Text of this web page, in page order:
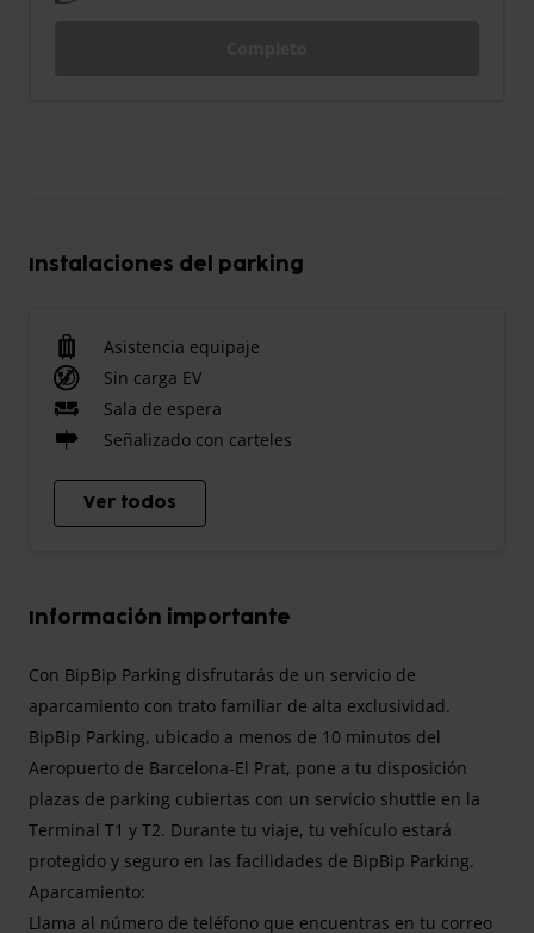
Instalaciones del parking
Asistencia equipaje
Sin carga EV
Sala de espera
Señalizado con carteles
Ver todos
Información importante
Con BipBip Parking disfrutarás de un servicio de
aparcamiento con trato familiar de alta exclusividad.
BipBip Parking, ubicado a menos de 10 minutos del
Aeropuerto de Barcelona-El Prat, pone a tu disposición
plazas de parking cubiertas con un servicio shuttle en la
Terminal T1 y T2. Durante tu viaje, tu vehículo estará
protegido y seguro en las facilidades de BipBip Parking.
Aparcamiento:
Llama al número de teléfono que encuentras en tu correo